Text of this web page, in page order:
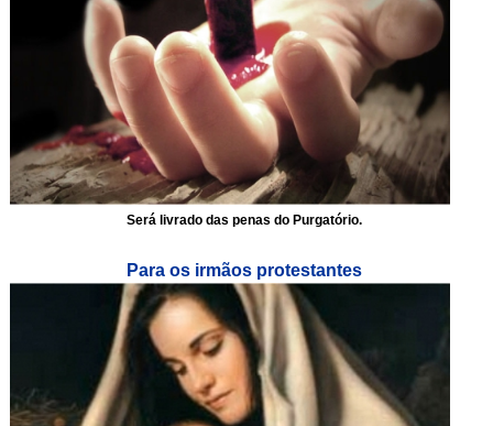
Será livrado das penas do Purgatório.
Para os irmãos protestantes